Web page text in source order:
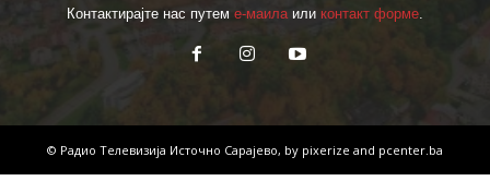
Контактирајте нас путем е-маилаили контакт форме.
© Радио Телевизија Источно Сарајево, by pixerize and pcenter.ba